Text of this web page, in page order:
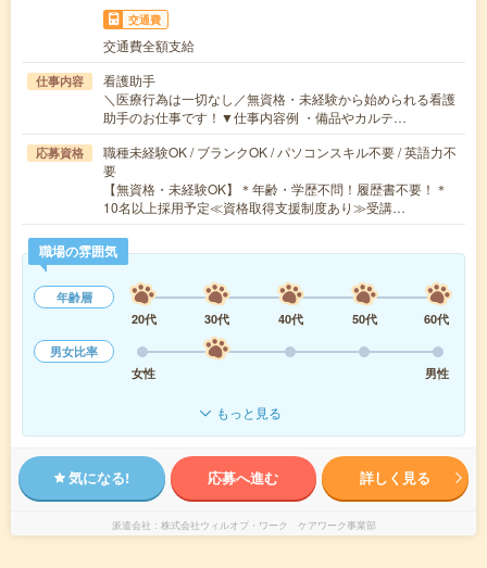
交通費
交通費全額支給
仕事内容
看護助手
＼医療行為は一切なし／無資格・未経験から始められる看護
助手のお仕事です！▼仕事内容例 ・備品やカルテ…
応募資格
職種未経験OK / ブランクOK / パソコンスキル不要 / 英語力不
要
【無資格・未経験OK】＊年齢・学歴不問！履歴書不要！＊
10名以上採用予定≪資格取得支援制度あり≫受講…
職場の雰囲気
年齢層
20代
30代 40代 50代
60代
男女比率
女性
男性
もっと見る
気になる! 応募へ進む 詳しく見る
派遣会社 株式会社ウィルオブ・ワーク ケアワーク事業部